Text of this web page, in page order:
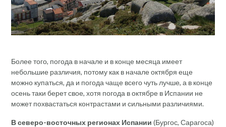
Более того, погода в начале и в конце месяца имеет
небольшие различия, потому как в начале октября еще
можно купаться, да и погода чаще всего чуть лучше, а в конце
осень таки берет свое, хотя погода в октябре в Испании не
может похвастаться контрастами и сильными различиями.
В северо-восточных регионах Испании (Бургос, Сарагоса)